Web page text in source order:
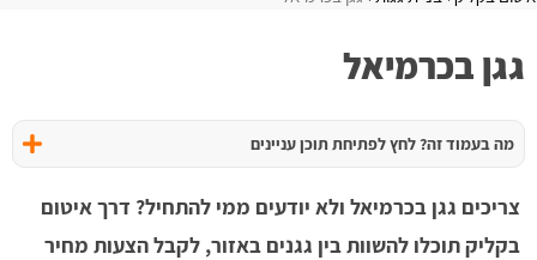
גגן בכרמיאל
מה בעמוד זה? לחץ לפתיחת תוכן עניינים
צריכים גגן בכרמיאל ולא יודעים ממי להתחיל? דרך איטום
בקליק תוכלו להשוות בין גגנים באזור, לקבל הצעות מחיר